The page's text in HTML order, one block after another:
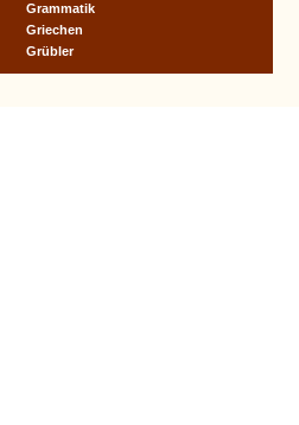
Grammatik
Griechen
Grübler